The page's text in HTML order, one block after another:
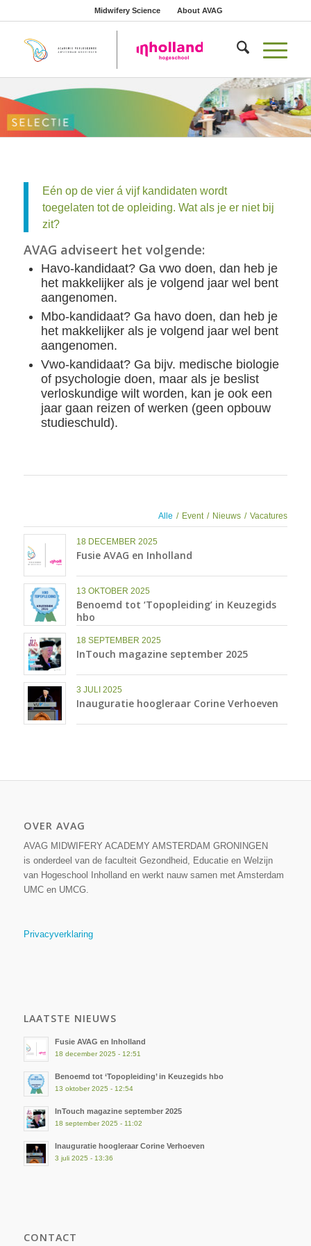
Midwifery Science About AVAG
Eén op de vier á vijf kandidaten wordt
toegelaten tot de opleiding. Wat als je er niet bij
zit?
AVAG adviseert het volgende:
Havo-kandidaat? Ga vwo doen, dan heb je
het makkelijker als je volgend jaar wel bent
aangenomen.
Mbo-kandidaat? Ga havo doen, dan heb je
het makkelijker als je volgend jaar wel bent
aangenomen.
Vwo-kandidaat? Ga bijv. medische biologie
of psychologie doen, maar als je beslist
verloskundige wilt worden, kan je ook een
jaar gaan reizen of werken (geen opbouw
studieschuld).
Alle / Event / Nieuws / Vacatures
18 DECEMBER 2025
Fusie AVAG en Inholland
13 OKTOBER 2025
Benoemd tot ‘Topopleiding’ in Keuzegids
hbo
18 SEPTEMBER 2025
InTouch magazine september 2025
3 JULI 2025
Inauguratie hoogleraar Corine Verhoeven
OVER AVAG
AVAG MIDWIFERY ACADEMY AMSTERDAM GRONINGEN
is onderdeel van de faculteit Gezondheid, Educatie en Welzijn
van Hogeschool Inholland en werkt nauw samen met Amsterdam
UMC en UMCG.
Privacyverklaring
LAATSTE NIEUWS
Fusie AVAG en Inholland
18 december 2025 - 12:51
Benoemd tot ‘Topopleiding’ in Keuzegids hbo
13 oktober 2025 - 12:54
InTouch magazine september 2025
18 september 2025 - 11:02
Inauguratie hoogleraar Corine Verhoeven
3 juli 2025 - 13:36
CONTACT